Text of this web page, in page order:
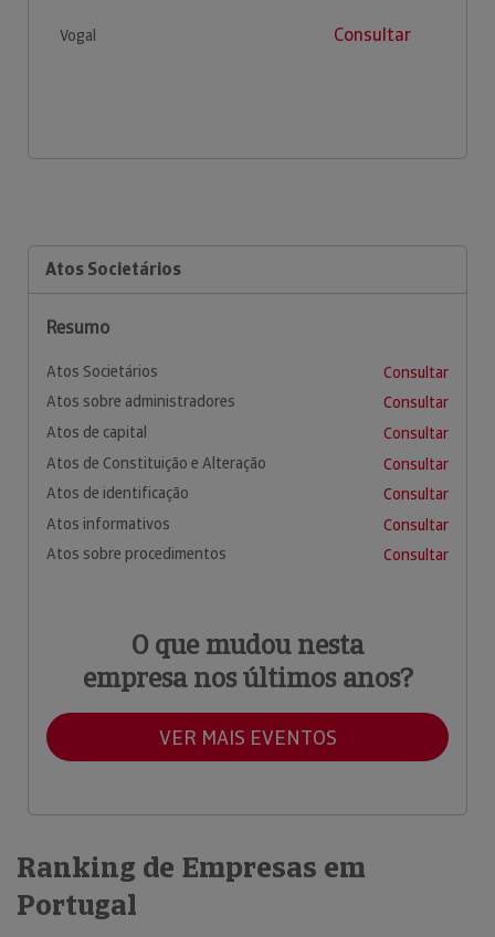
Vogal Consultar
Atos Societários
Resumo
Atos Societários
Consultar
Atos sobre administradores
Consultar
Atos de capital
Consultar
Atos de Constituição e Alteração
Consultar
Atos de identificação
Consultar
Atos informativos
Consultar
Atos sobre procedimentos
Consultar
O que mudou nesta
empresa nos últimos anos?
VER MAIS EVENTOS
Ranking de Empresas em
Portugal